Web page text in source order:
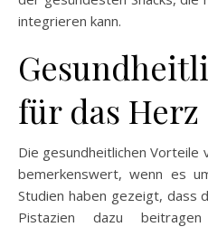
integrieren kann.
für das Herz
Die gesundheitlichen Vorteile
bemerkenswert, wenn es
Studien haben gezeigt, dass
Pistazien dazu